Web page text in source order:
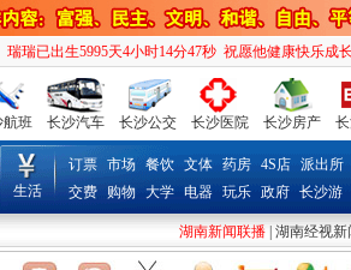
瑞瑞已出生5995天4小时14分48秒 祝愿他健康快乐成长
航班 长沙汽车 长沙公交 长沙医院 长沙房产
生活
订票 市场 餐饮 文体 药房 4S店 派出所
交费
购物 大学 电器 玩乐 政府 长沙游
湖南新闻联播 湖南经视新